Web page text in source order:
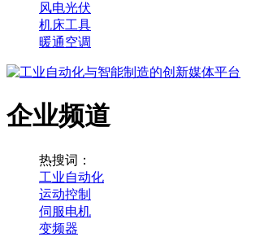
风电光伏
机床工具
暖通空调
企业频道
热搜词：
工业自动化
运动控制
伺服电机
变频器